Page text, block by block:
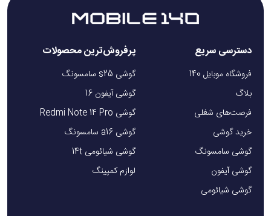
دسترسی سریع
فروشگاه موبایل 140
بلاگ
فرصت‌های شغلی
خرید گوشی
گوشی سامسونگ
گوشی آیفون
گوشی شیائومی
پرفروش‌ترین محصولات
گوشی s25 سامسونگ
گوشی آیفون 16
گوشی Redmi Note 14 Pro
گوشی a16 سامسونگ
گوشی شیائومی 14t
لوازم کمپینگ